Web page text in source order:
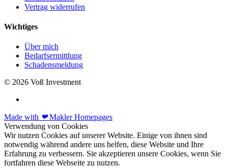
Vertrag widerrufen
Wichtiges
Über mich
Bedarfsermittlung
Schadensmeldung
© 2026 Voß Investment
Made with ❤Makler Homepages
Verwendung von Cookies
Wir nutzen Cookies auf unserer Website. Einige von ihnen sind
notwendig während andere uns helfen, diese Website und Ihre
Erfahrung zu verbessern. Sie akzeptieren unsere Cookies, wenn Sie
fortfahren diese Webseite zu nutzen.